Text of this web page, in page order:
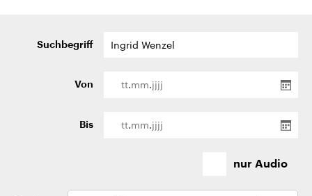
Aktuelle Beiträge,
Suchbegriff
Von . .
Bis . .
nur Audio